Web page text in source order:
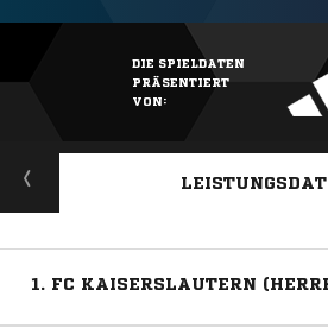
DIE SPIELDATEN
PRÄSENTIERT
VON:
1. FC KAISERSLAUTERN